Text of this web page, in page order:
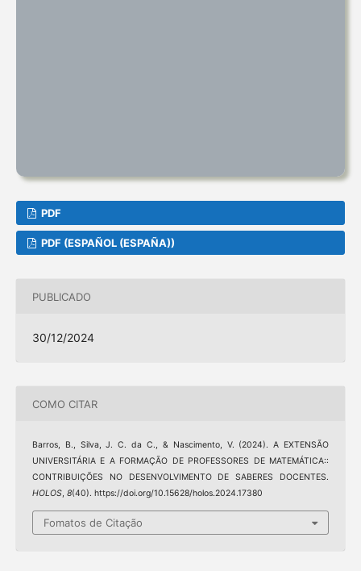
PDF
PDF (ESPAÑOL (ESPAÑA))
PUBLICADO
30/12/2024
COMO CITAR
Barros, B., Silva, J. C. da C., & Nascimento, V. (2024). A EXTENSÃO
UNIVERSITÁRIA E A FORMAÇÃO DE PROFESSORES DE MATEMÁTICA::
CONTRIBUIÇÕES NO DESENVOLVIMENTO DE SABERES DOCENTES.
HOLOS, 8(40). https://doi.org/10.15628/holos.2024.17380
Fomatos de Citação